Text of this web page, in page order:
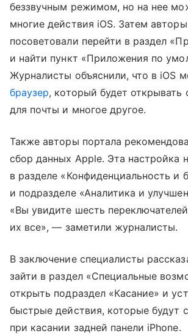
беззвучным режимом, но на нее
многие действия iOS. Затем
посоветовали перейти в раздел
и найти пункт «Приложения по
Журналисты объяснили, что в iOS
браузер, который будет открывать
для почты и многое другое.
Также авторы портала
сбор данных Apple. Эта настройка
в разделе «Конфиденциальность и
и подразделе «Аналитика и
«Вы увидите шесть
их все», — заметили журналисты.
В заключение специалисты
зайти в раздел «Специальные
открыть подраздел «Касание» и
быстрые действия, которые будут
при касании задней панели iPhone.